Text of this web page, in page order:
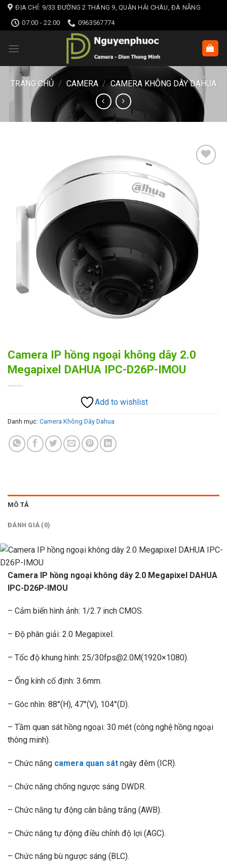
Skip
content
ĐỊA CHỈ: 9/33 ĐƯỜNG 2 THÁNG 9, QUẬN HẢI CHÂU, ĐÀ NẴNG
07:00 - 22:00
0963567774
TRANG CHỦ / CAMERA / CAMERA KHÔNG DÂY DAHUA
Add to wishlist
Camera IP hồng ngoại không dây 2.0
Megapixel DAHUA IPC-D26P-IMOU
Add to wishlist
Danh mục: Camera Không Dây Dahua
MÔ TẢ
ĐÁNH GIÁ (0)
Camera IP hồng ngoại không dây 2.0 Megapixel DAHUA
IPC-D26P-IMOU
– Cảm biến hình ảnh: 1/2.7 inch CMOS.
– Độ phân giải: 2.0 Megapixel.
– Tốc độ khung hình: 25/30fps@2.0M(1920×1080).
– Ống kính cố định: 3.6mm.
– Góc nhìn: 88°(H), 47°(V), 104°(D).
– Tầm quan sát hồng ngoại: 30 mét (công nghệ hồng ngoại
thông minh).
– Chức năng camera quan sát ngày đêm (ICR).
– Chức năng chống ngược sáng DWDR.
– Chức năng tự động cân bằng trắng (AWB).
– Chức năng tự động điều chỉnh độ lợi (AGC).
– Chức năng bù ngược sáng (BLC).